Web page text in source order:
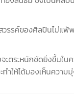
รค์ของศิลปินไม่แ
ระหนักชัดยิ่งขึ้นใ
ให้ได้มองเห็นควา